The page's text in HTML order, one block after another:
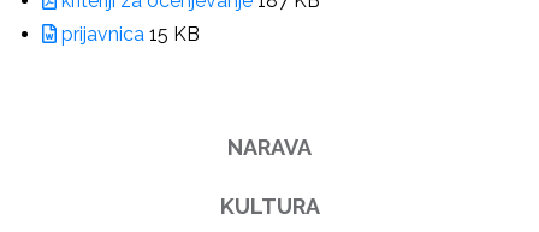
prijavnica 15 KB
NARAVA
KULTURA